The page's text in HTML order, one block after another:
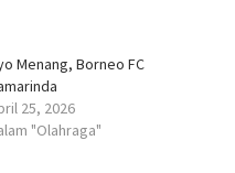
Menang, Borneo FC
25, 2026
"Olahraga"